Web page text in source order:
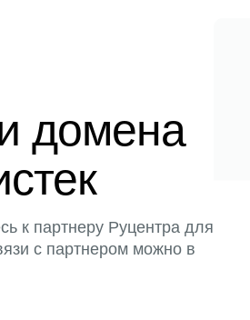
домена
к партнеру Руцентра для
с партнером можно в